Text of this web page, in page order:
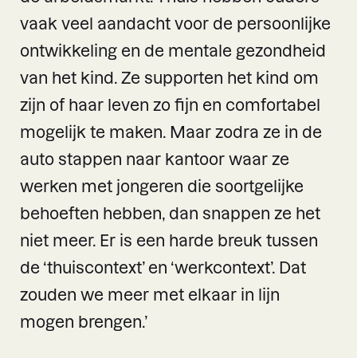
vaak veel aandacht voor de persoonlijke
ontwikkeling en de mentale gezondheid
van het kind. Ze supporten het kind om
zijn of haar leven zo fijn en comfortabel
mogelijk te maken. Maar zodra ze in de
auto stappen naar kantoor waar ze
werken met jongeren die soortgelijke
behoeften hebben, dan snappen ze het
niet meer. Er is een harde breuk tussen
de ‘thuiscontext’ en ‘werkcontext’. Dat
zouden we meer met elkaar in lijn
mogen brengen.’